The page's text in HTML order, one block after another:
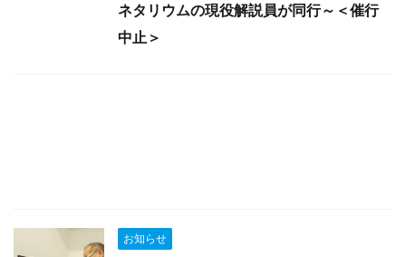
ネタリウムの現役解説員が同行～＜催行
中止＞
お知らせ